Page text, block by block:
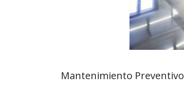
Mantenimiento Preventivo